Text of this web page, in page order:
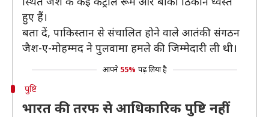
हुए हैं।
बता दें, पाकिस्तान से संचालित होने वाले आतंकी संगठन
जैश-ए-मोहम्मद ने पुलवामा हमले की जिम्मेदारी ली थी।
आपने 55% पढ़ लिया है
पुष्टि
भारत की तरफ से आधिकारिक पुष्टि नहीं